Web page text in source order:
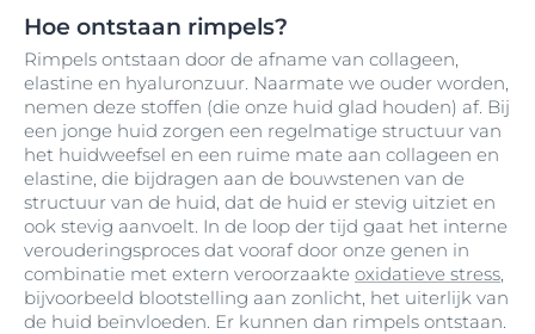
Hoe ontstaan rimpels?
Rimpels ontstaan door de afname van collageen,
elastine en hyaluronzuur. Naarmate we ouder worden,
nemen deze stoffen (die onze huid glad houden) af. Bij
een jonge huid zorgen een regelmatige structuur van
het huidweefsel en een ruime mate aan collageen en
elastine, die bijdragen aan de bouwstenen van de
structuur van de huid, dat de huid er stevig uitziet en
ook stevig aanvoelt. In de loop der tijd gaat het interne
verouderingsproces dat vooraf door onze genen in
combinatie met extern veroorzaakte oxidatieve stress,
bijvoorbeeld blootstelling aan zonlicht, het uiterlijk van
de huid beïnvloeden. Er kunnen dan rimpels ontstaan.